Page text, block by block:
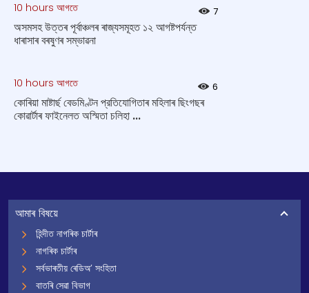
10 hours আগতে 7
অসমসহ উত্তৰ পূৰ্বাঞ্চলৰ ৰাজ্যসমূহত ১২ আগষ্টপর্যন্ত
ধাৰাসাৰ বৰষুণৰ সম্ভাৱনা
10 hours আগতে 6
কোৰিয়া মাষ্টাৰ্ছ বেডমিণ্টন প্রতিযোগিতাৰ মহিলাৰ ছিংগছৰ
কোৱাৰ্টাৰ ফাইনেলত অস্মিতা চলিহা ...
আমাৰ বিষয়ে
হিন্দীত নাগৰিক চাৰ্টাৰ
নাগৰিক চাৰ্টাৰ
সৰ্বভাৰতীয় ৰেডিঅ’ সংহিতা
বাতৰি সেৱা বিভাগ